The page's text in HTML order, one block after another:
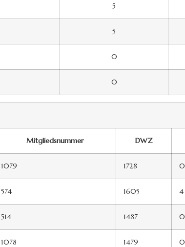
5
5
0
0
Mitgliedsnummer DWZ
1079 1728 0
574 1605 4
514 1487 0
1078 1479 0